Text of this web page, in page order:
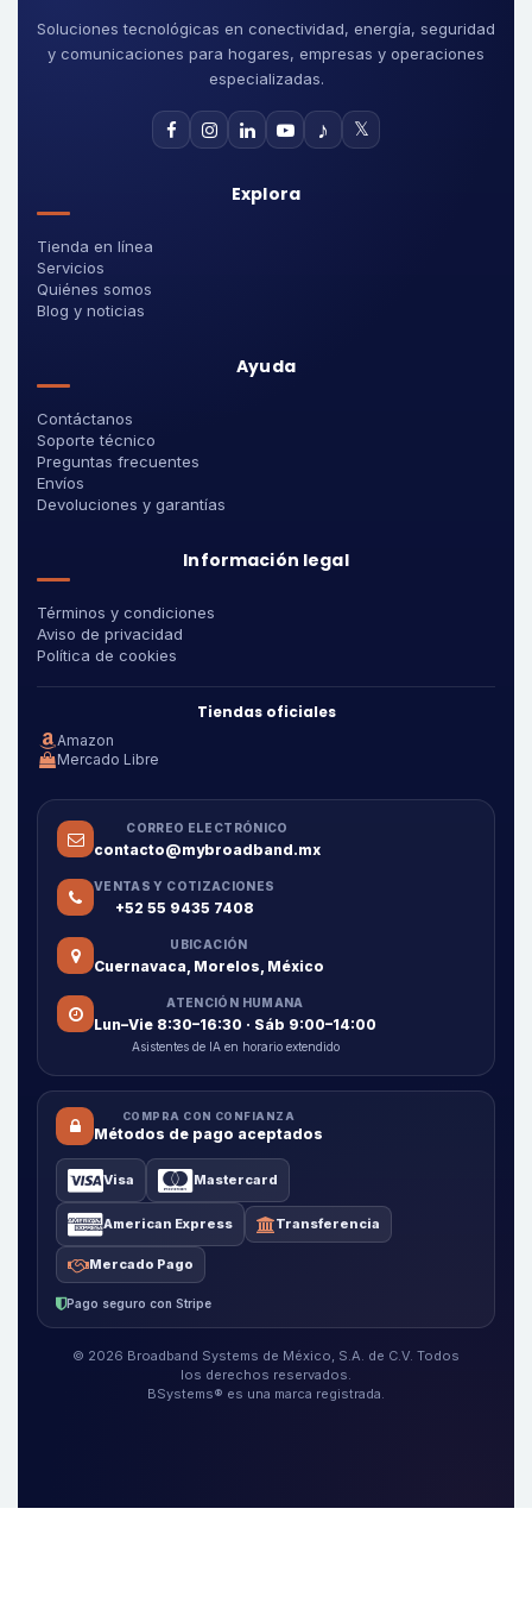
Soluciones tecnológicas en conectividad, energía, seguridad
y comunicaciones para hogares, empresas y operaciones
especializadas.
♪ 𝕏
Explora
Tienda en línea
Servicios
Quiénes somos
Blog y noticias
Ayuda
Contáctanos
Soporte técnico
Preguntas frecuentes
Envíos
Devoluciones y garantías
Información legal
Términos y condiciones
Aviso de privacidad
Política de cookies
Tiendas oficiales
Amazon
Mercado Libre
CORREO ELECTRÓNICO
contacto@mybroadband.mx
VENTAS Y COTIZACIONES
+52 55 9435 7408
UBICACIÓN
Cuernavaca, Morelos, México
ATENCIÓN HUMANA
Lun–Vie 8:30–16:30 · Sáb 9:00–14:00
Asistentes de IA en horario extendido
COMPRA CON CONFIANZA
Métodos de pago aceptados
Visa Mastercard
American Express Transferencia
Mercado Pago
Pago seguro con Stripe
© 2026 Broadband Systems de México, S.A. de C.V. Todos
los derechos reservados.
BSystems® es una marca registrada.